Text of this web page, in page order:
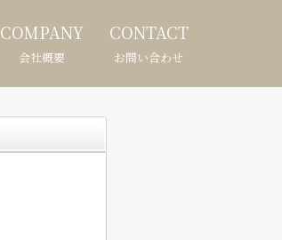
COMPANY
会社概要
CONTACT
お問い合わせ